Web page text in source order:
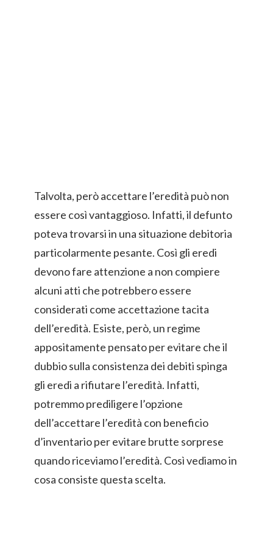
Talvolta, però accettare l’eredità può non
essere così vantaggioso. Infatti, il defunto
poteva trovarsi in una situazione debitoria
particolarmente pesante. Così gli eredi
devono fare attenzione a non compiere
alcuni atti che potrebbero essere
considerati come accettazione tacita
dell’eredità. Esiste, però, un regime
appositamente pensato per evitare che il
dubbio sulla consistenza dei debiti spinga
gli eredi a rifiutare l’eredità. Infatti,
potremmo prediligere l’opzione
dell’accettare l’eredità con beneficio
d’inventario per evitare brutte sorprese
quando riceviamo l’eredità. Così vediamo in
cosa consiste questa scelta.